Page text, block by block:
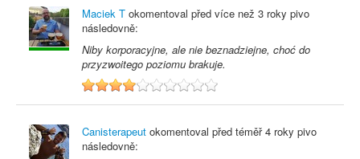
Maciek T okomentoval před více než 3 roky pivo
následovně:
Niby korporacyjne, ale nie beznadziejne, choć do
przyzwoitego poziomu brakuje.
4
Canisterapeut okomentoval před téměř 4 roky pivo
následovně: